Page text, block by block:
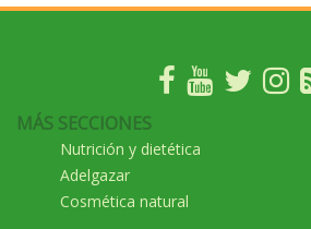
MÁS SECCIONES
Nutrición y dietética
Adelgazar
Cosmética natural